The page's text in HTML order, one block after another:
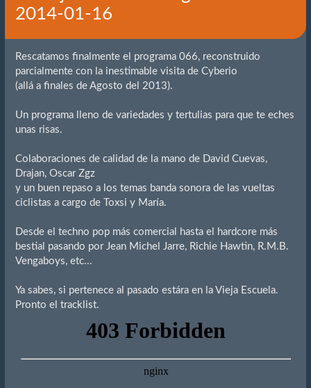
2014-01-16
Rescatamos finalmente el programa 066, reconstruido
parcialmente con la inestimable visita de Cyberio
(allá a finales de Agosto del 2013).
Un programa lleno de variedades y tertulias para que te eches
unas risas.
Colaboraciones de calidad de la mano de David Cuevas,
Drajan, Oscar Zgz
y un buen repaso a los temas banda sonora de las vueltas
ciclistas a cargo de Toxsi y María.
Desde el techno pop más comercial hasta el hardcore más
bestial pasando por Jean Michel Jarre, Richie Hawtin, R.M.B.
Vengaboys, etc...
Ya sabes, si pertenece al pasado estára en la Vieja Escuela.
Pronto el tracklist.